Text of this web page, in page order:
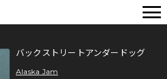
バックストリートアンダードッグ
Alaska Jam